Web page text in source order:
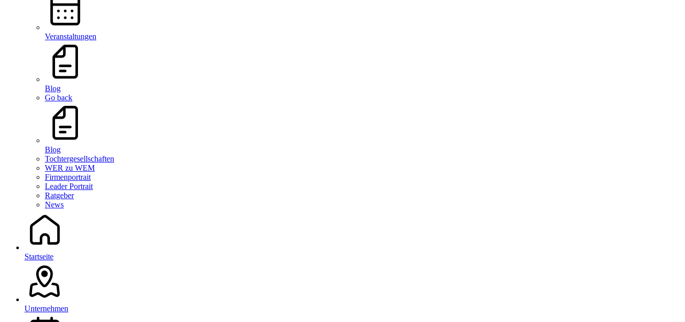
Veranstaltungen
Blog
Go back
Blog
Tochtergesellschaften
WER zu WEM
Firmenportrait
Leader Portrait
Ratgeber
News
Startseite
Unternehmen